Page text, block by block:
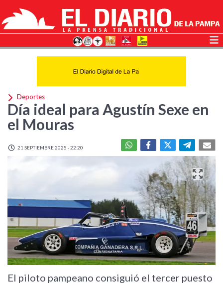
Deportes
Día ideal para Agustín Sexe en
el Mouras
21 SEPTIEMBRE 2025 - 22:20
El piloto pampeano consiguió el tercer puesto